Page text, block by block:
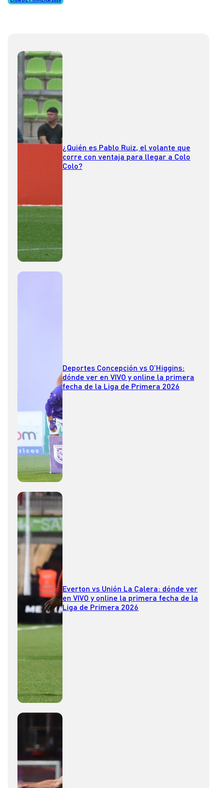
¿Quién es Pablo Ruiz, el volante que
corre con ventaja para llegar a Colo
Colo?
Deportes Concepción vs O’Higgins:
dónde ver en VIVO y online la primera
fecha de la Liga de Primera 2026
Everton vs Unión La Calera: dónde ver
en VIVO y online la primera fecha de la
Liga de Primera 2026